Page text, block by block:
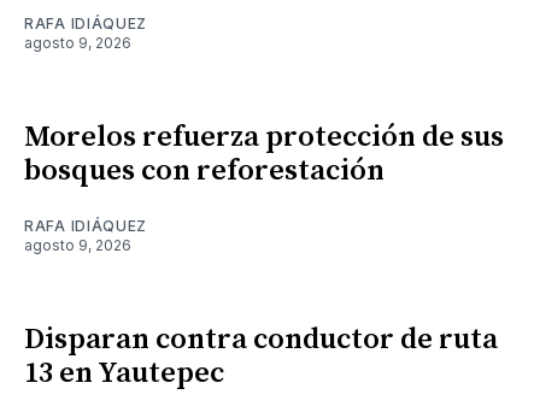
RAFA IDIÁQUEZ
agosto 9, 2026
Morelos refuerza protección de sus
bosques con reforestación
RAFA IDIÁQUEZ
agosto 9, 2026
Disparan contra conductor de ruta
13 en Yautepec